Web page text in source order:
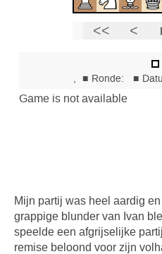
Mijn partij was heel aardig
grappige blunder van Ivan
speelde een afgrijselijke
remise beloond voor zijn